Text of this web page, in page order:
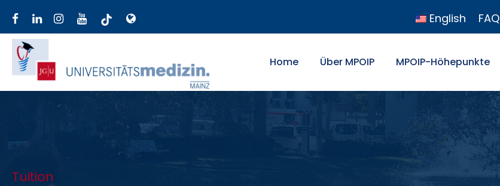
English FAQ
Home Über MPOIP MPOIP-Höhepunkte
Tuition